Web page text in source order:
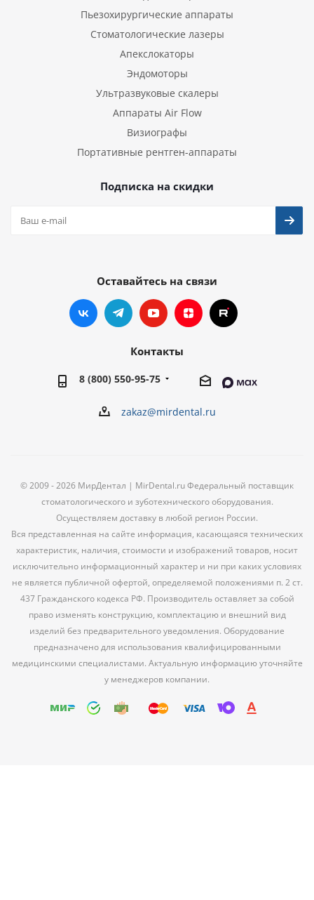
Пьезохирургические аппараты
Стоматологические лазеры
Апекслокаторы
Эндомоторы
Ультразвуковые скалеры
Аппараты Air Flow
Визиографы
Портативные рентген-аппараты
Подписка на скидки
Оставайтесь на связи
Контакты
8 (800) 550-95-75
zakaz@mirdental.ru
© 2009 - 2026 МирДентал | MirDental.ru Федеральный поставщик
стоматологического и зуботехнического оборудования.
Осуществляем доставку в любой регион России.
Вся представленная на сайте информация, касающаяся технических
характеристик, наличия, стоимости и изображений товаров, носит
исключительно информационный характер и ни при каких условиях
не является публичной офертой, определяемой положениями п. 2 ст.
437 Гражданского кодекса РФ. Производитель оставляет за собой
право изменять конструкцию, комплектацию и внешний вид
изделий без предварительного уведомления. Оборудование
предназначено для использования квалифицированными
медицинскими специалистами. Актуальную информацию уточняйте
у менеджеров компании.